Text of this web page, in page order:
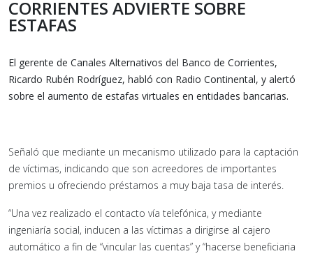
CORRIENTES ADVIERTE SOBRE
ESTAFAS
El gerente de Canales Alternativos del Banco de Corrientes,
Ricardo Rubén Rodríguez, habló con Radio Continental, y alertó
sobre el aumento de estafas virtuales en entidades bancarias.
Señaló que mediante un mecanismo utilizado para la captación
de víctimas, indicando que son acreedores de importantes
premios u ofreciendo préstamos a muy baja tasa de interés.
“Una vez realizado el contacto vía telefónica, y mediante
ingeniaría social, inducen a las víctimas a dirigirse al cajero
automático a fin de “vincular las cuentas” y “hacerse beneficiaria